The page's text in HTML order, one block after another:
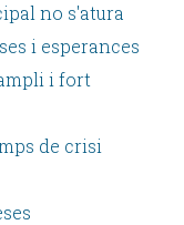
no s'atura
i esperances
i fort
de crisi